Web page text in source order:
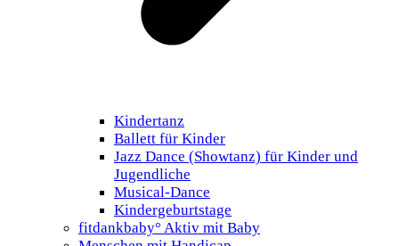
Kindertanz
Ballett für Kinder
Jazz Dance (Showtanz) für Kinder und
Jugendliche
Musical-Dance
Kindergeburtstage
fitdankbaby° Aktiv mit Baby